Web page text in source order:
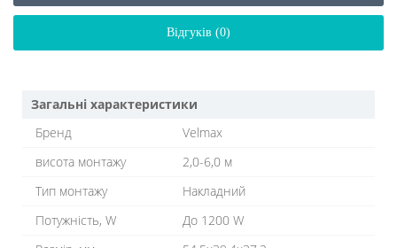
Відгуків (0)
Загальні характеристики
Бренд
Velmax
висота монтажу
2,0-6,0 м
Тип монтажу
Накладний
Потужність, W
До 1200 W